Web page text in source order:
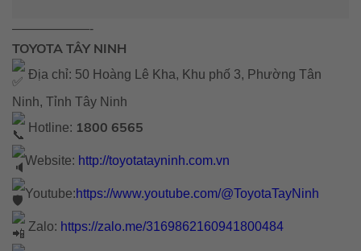
——————-
TOYOTA TÂY NINH
Địa chỉ: 50 Hoàng Lê Kha, Khu phố 3, Phường Tân
Ninh, Tỉnh Tây Ninh
Hotline: 1800 6565
Website: http://toyotatayninh.com.vn
Youtube:https://www.youtube.com/@ToyotaTayNinh
Zalo: https://zalo.me/3169862160941800484